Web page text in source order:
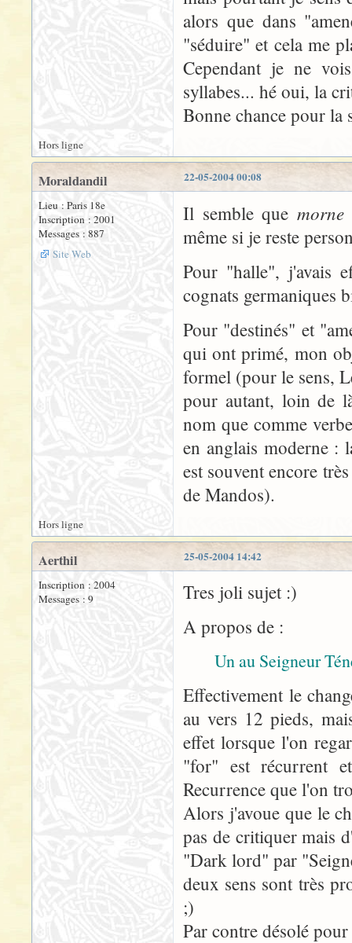
alors que dans
"séduire" et cela me
Cependant je ne
syllabes... hé oui, la
Bonne chance pour la
Hors ligne
22-05-2004 00:08
Moraldandil
Lieu : Paris 18e
Inscription : 2001
Messages : 887
Site Web
Il semble que morne
même si je reste
Pour "halle", j'avais
cognats germaniques
Pour "destinés" et
qui ont primé, mon
formel (pour le sens,
pour autant, loin de
nom que comme
en anglais moderne :
est souvent encore
de Mandos).
Hors ligne
25-05-2004 14:42
Aerthil
Inscription : 2004
Messages : 9
Tres joli sujet :)
A propos de :
Un au Seigneur
Effectivement le
au vers 12 pieds,
effet lorsque l'on
"for" est récurrent
Recurrence que l'on
Alors j'avoue que le
pas de critiquer mais
"Dark lord" par
deux sens sont très
;)
Par contre désolé